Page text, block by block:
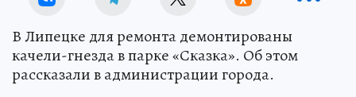
В Липецке для ремонта демонтированы
качели-гнезда в парке «Сказка». Об этом
рассказали в администрации города.